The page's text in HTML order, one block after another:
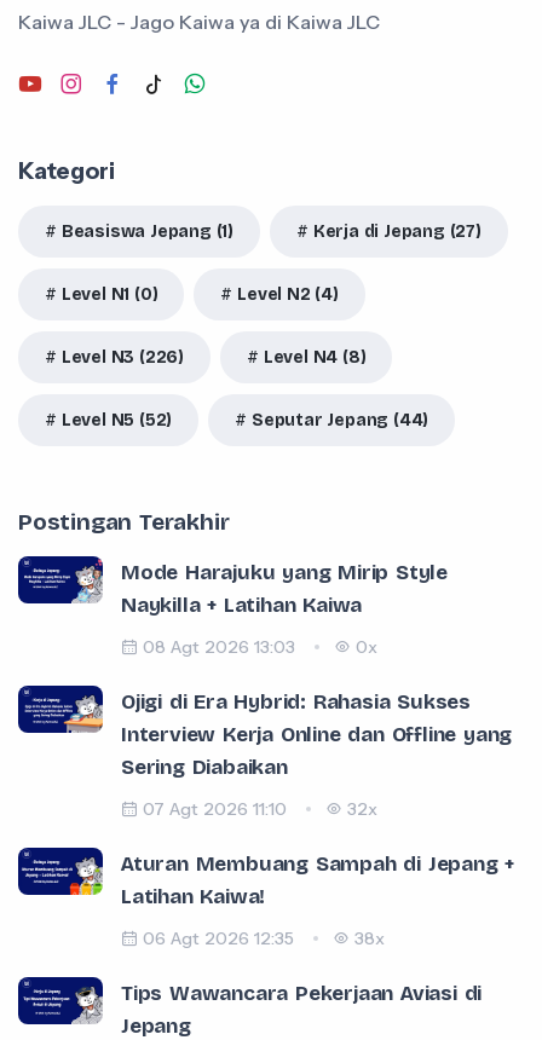
Kaiwa JLC - Jago Kaiwa ya di Kaiwa JLC
Kategori
Beasiswa Jepang (1) Kerja di Jepang (27)
Level N1 (0) Level N2 (4)
Level N3 (226) Level N4 (8)
Level N5 (52) Seputar Jepang (44)
Postingan Terakhir
Mode Harajuku yang Mirip Style
Naykilla + Latihan Kaiwa
08 Agt 2026 13:03 0x
Ojigi di Era Hybrid: Rahasia Sukses
Interview Kerja Online dan Offline yang
Sering Diabaikan
07 Agt 2026 11:10 32x
Aturan Membuang Sampah di Jepang +
Latihan Kaiwa!
06 Agt 2026 12:35 38x
Tips Wawancara Pekerjaan Aviasi di
Jepang